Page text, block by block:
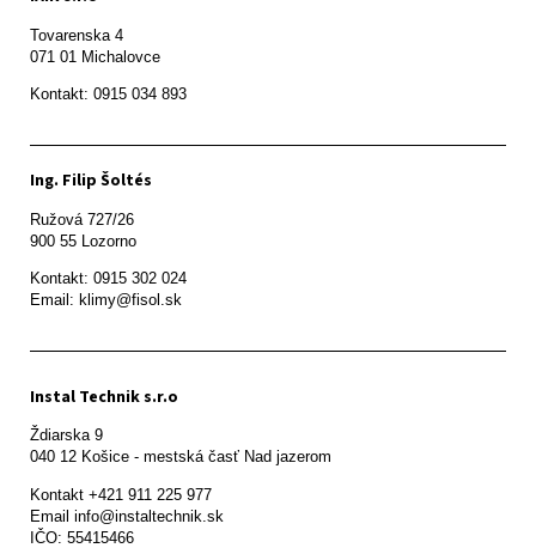
Tovarenska 4
071 01 Michalovce
Ing. Filip Šoltés
Ružová 727/26
900 55 Lozorno
Kontakt: 0915 302 024
Email: klimy@fisol.sk
Instal Technik s.r.o
Ždiarska 9
Kontakt +421 911 225 977
Email info@instaltechnik.sk
IČO: 55415466